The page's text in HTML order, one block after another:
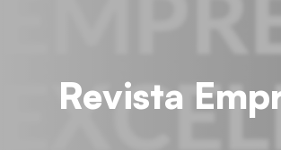
Revista